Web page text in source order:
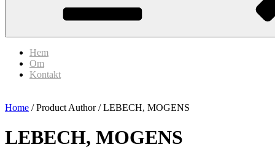
Hem
Om
Kontakt
Home / Product Author / LEBECH, MOGENS
LEBECH, MOGENS